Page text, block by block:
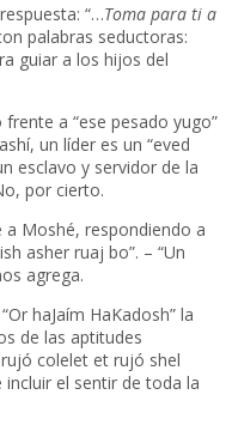
“…Toma para ti a
palabras seductoras:
guiar a los hijos del
a “ese pesado yugo”
un líder es un “eved
esclavo y servidor de la
por cierto.
Moshé, respondiendo a
asher ruaj bo”. – “Un
agrega.
haJaím HaKadosh” la
de las aptitudes
colelet et rujó shel
incluir el sentir de toda la